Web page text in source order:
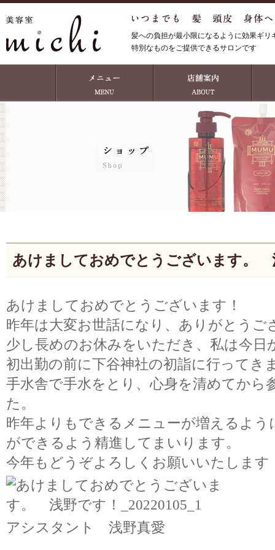
髪への負担が最小限になるように効果ギ
特別なものをご提供できるサロンです
あけましておめでとうございます。
あけましておめでとうございます！
昨年は大変お世話になり、ありがとうご
少し長めのお休みをいただき、私は今日
初出勤の前に下谷神社の初詣に行ってき
手水舎で手水をとり、心身を清めてから
た。
昨年よりもできるメニューが増えるよ
ができるよう精進してまいります。
今年もどうぞよろしくお願いいたします
アシスタント 浅野真愛